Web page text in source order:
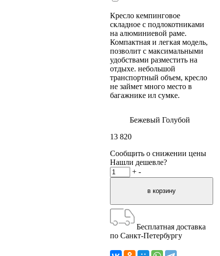
Кресло кемпинговое
складное с подлокотниками
на алюминиевой раме.
Компактная и легкая модель,
позволит с максимальными
удобствами разместить на
отдыхе. небольшой
транспортный объем, кресло
не займет много место в
багажнике ил сумке.
Бежевый Голубой
13 820
Сообщить о снижении цены
Нашли дешевле?
+ -
Бесплатная доставка
по Санкт-Петербургу